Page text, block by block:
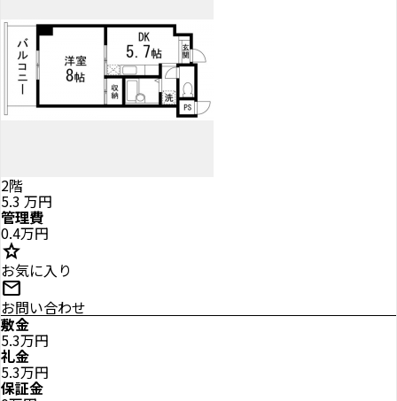
2階
5.3 万円
管理費
0.4万円
star
お気に入り
mail
お問い合わせ
敷金
5.3万円
礼金
5.3万円
保証金